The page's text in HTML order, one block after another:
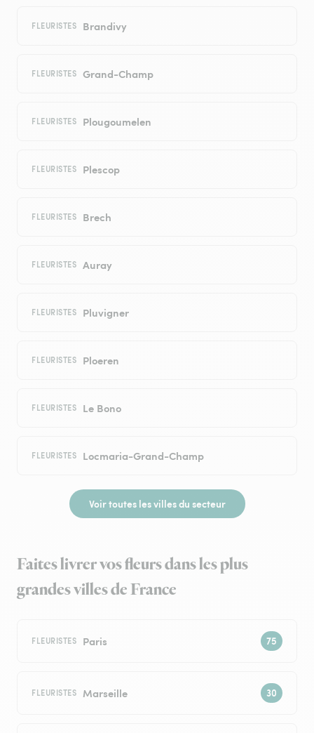
FLEURISTES Brandivy
FLEURISTES Grand-Champ
FLEURISTES Plougoumelen
FLEURISTES Plescop
FLEURISTES Brech
FLEURISTES Auray
FLEURISTES Pluvigner
FLEURISTES Ploeren
FLEURISTES Le Bono
FLEURISTES Locmaria-Grand-Champ
Voir toutes les villes du secteur
Faites livrer vos fleurs dans les plus
grandes villes de France
FLEURISTES Paris
FLEURISTES Marseille